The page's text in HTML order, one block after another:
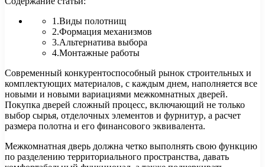
1.Виды полотнищ
2.Формация механизмов
3.Альтернатива выбора
4.Монтажные работы
Современный конкурентоспособный рынок строительных и
комплектующих материалов, с каждым днем, наполняется все
новыми и новыми вариациями межкомнатных дверей.
Покупка дверей сложный процесс, включающий не только
выбор сырья, отделочных элементов и фурнитур, а расчет
размера полотна и его финансового эквивалента.
Межкомнатная дверь должна четко выполнять свою функцию
по разделению территориального пространства, давать